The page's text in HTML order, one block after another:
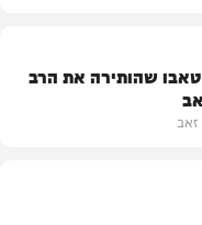
שהותירה את הרב
זאב